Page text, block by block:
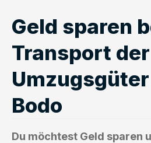
Geld sparen
Transport der
Bodo
Du möchtest Geld sparen